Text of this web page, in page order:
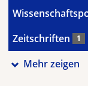
Zeitschriften 1
Mehr zeigen